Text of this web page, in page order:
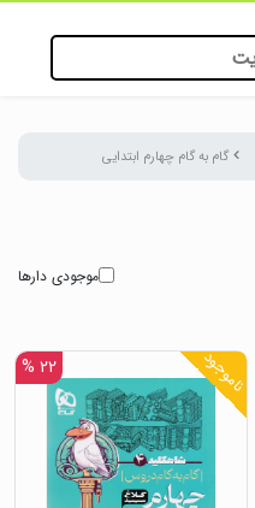
گام به گام چهارم ابتدایی
موجودی دارها
ناموجود ۲۲ %